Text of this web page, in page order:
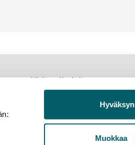
Hyväksyn
Muokkaa
Yhteystiedot
Jäsenyys
Tietosuojaseloste